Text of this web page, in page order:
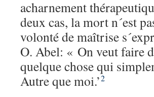
acharnement
deux cas, la mort n´est
volonté de maîtrise
O. Abel: « On veut faire
quelque chose qui
Autre que moi.’2